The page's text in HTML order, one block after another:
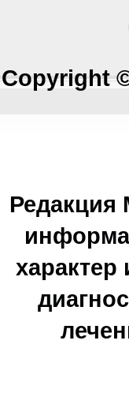
Copyright
Редакция